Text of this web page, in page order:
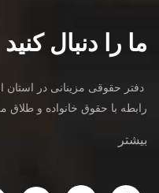
ما را دنبال کنید
دفتر حقوقی مزینانی در استان
رابطه با حقوق خانواده و طلاق
بیشتر